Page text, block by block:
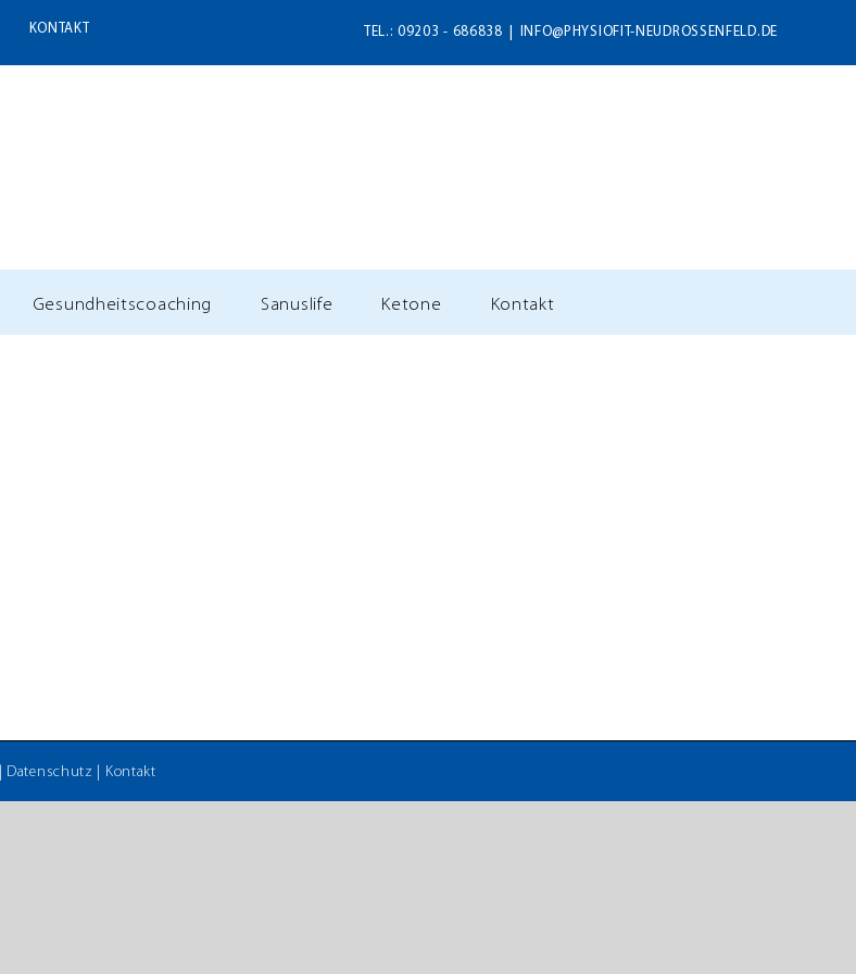
KONTAKT TEL.: 09203 - 686838 INFO@PHYSIOFIT-NEUDROSSENFELD.DE
Gesundheitscoaching Sanuslife Ketone Kontakt
Datenschutz Kontakt